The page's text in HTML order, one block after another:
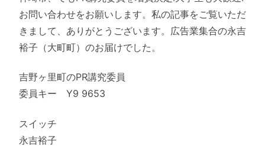
お問い合わせをお願いします。私の記事をご覧いただ
きまして、ありがとうございます。広告業集合の永吉
裕子（大町町）のお届けでした。
吉野ヶ里町のPR講究委員
委員キー Y9 9653
スイッチ
永吉裕子